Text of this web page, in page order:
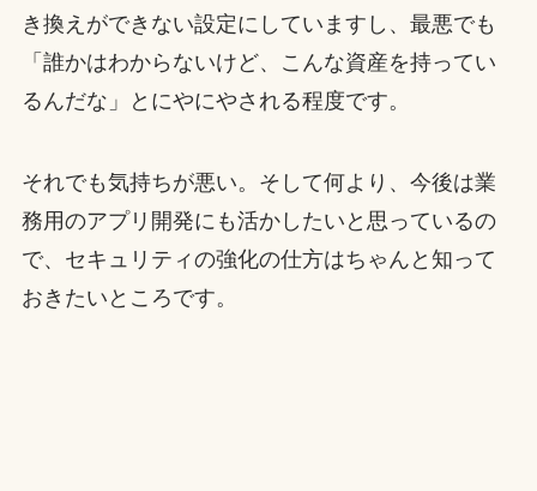
き換えができない設定にしていますし、最悪でも
「誰かはわからないけど、こんな資産を持ってい
るんだな」とにやにやされる程度です。
それでも気持ちが悪い。そして何より、今後は業
務用のアプリ開発にも活かしたいと思っているの
で、セキュリティの強化の仕方はちゃんと知って
おきたいところです。